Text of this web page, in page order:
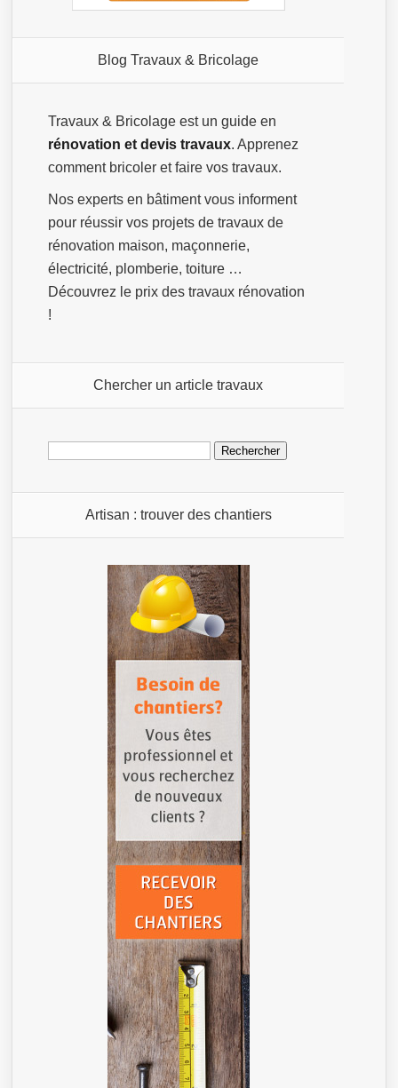
Blog Travaux & Bricolage
Travaux & Bricolage est un guide en
rénovation et devis travaux. Apprenez
comment bricoler et faire vos travaux.
Nos experts en bâtiment vous informent
pour réussir vos projets de travaux de
rénovation maison, maçonnerie,
électricité, plomberie, toiture …
Découvrez le prix des travaux rénovation
!
Chercher un article travaux
Rechercher :
Artisan : trouver des chantiers